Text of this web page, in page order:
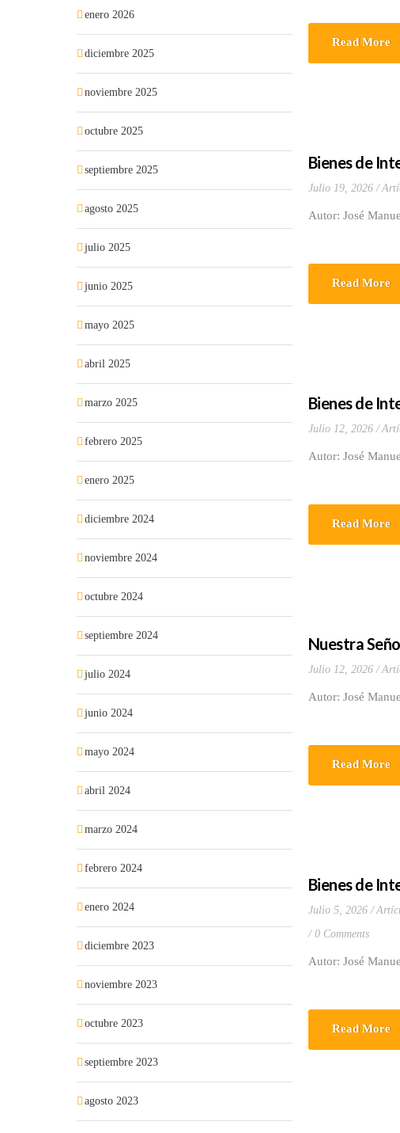
Read More
Bienes de
Julio 19, 2026
Autor: José
Read More
Bienes de
Julio 12, 2026
Autor: José
Read More
Nuestra
Julio 12, 2026
Autor: José
Read More
Bienes de
Julio 5, 2026
0 Comments
Autor: José
Read More
enero 2026
diciembre 2025
noviembre 2025
octubre 2025
septiembre 2025
agosto 2025
julio 2025
junio 2025
mayo 2025
abril 2025
marzo 2025
febrero 2025
enero 2025
diciembre 2024
noviembre 2024
octubre 2024
septiembre 2024
julio 2024
junio 2024
mayo 2024
abril 2024
marzo 2024
febrero 2024
enero 2024
diciembre 2023
noviembre 2023
octubre 2023
septiembre 2023
agosto 2023